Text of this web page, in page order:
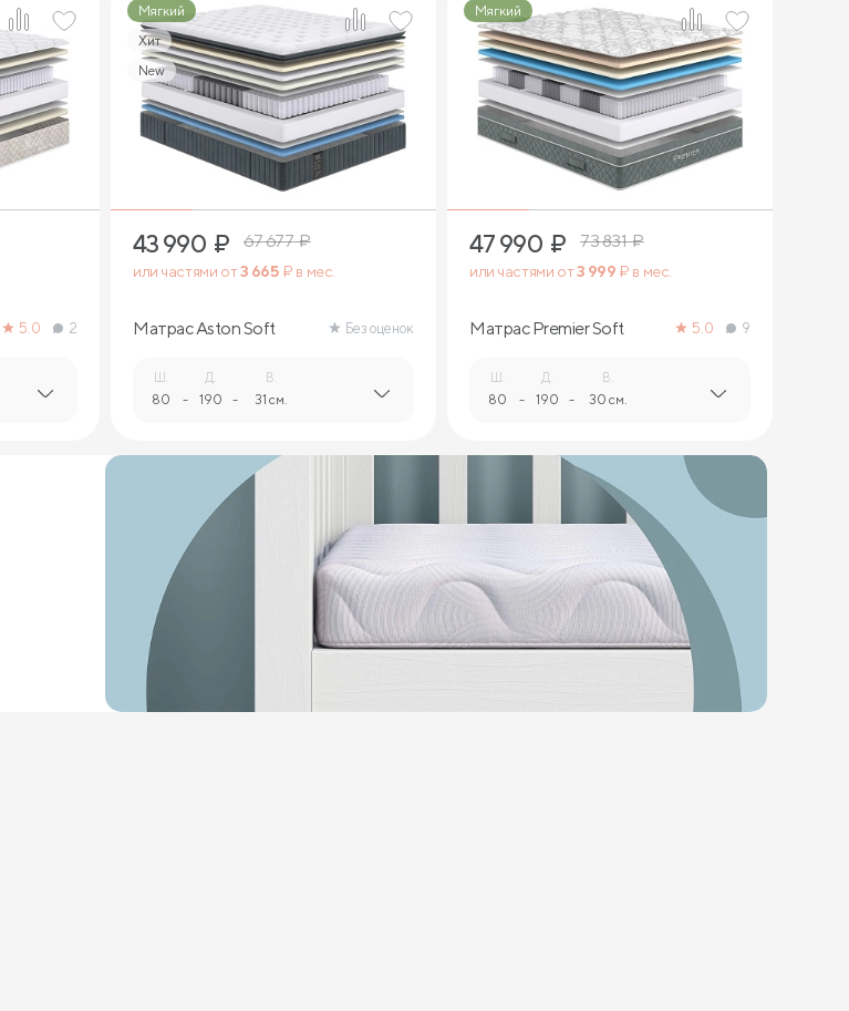
5.0 2
Мягкий
Хит
New
2
43 990 ₽ 67 677₽
или частями от3 665 ₽ в мес.
Матрас Aston Soft Без оценок
80 -
Д.
190 -
В.
31 см.
Мягкий
2
47 990 ₽ 73 831₽
или частями от3 999 ₽ в мес.
Матрас Premier Soft 5.0 9
80 -
Д.
190 -
В.
30 см.